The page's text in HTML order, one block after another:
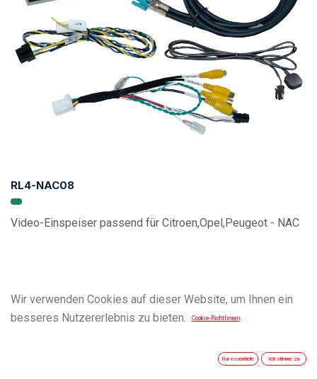
RL4-NAC08
Video-Einspeiser passend für Citroen,Opel,Peugeot - NAC
Wir verwenden Cookies auf dieser Website, um Ihnen ein
besseres Nutzererlebnis zu bieten.
Cookie-Richtlinien
Nur essentielle Ich stimme zu